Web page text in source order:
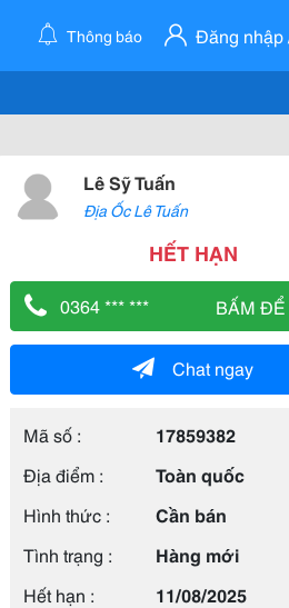
Thông báo Đăng nhập
Lê Sỹ Tuấn
Địa Ốc Lê Tuấn
HẾT HẠN
0364 *** *** BẤM ĐỂ
Chat ngay
Mã số :
17859382
Địa điểm :
Toàn quốc
Hình thức :
Cần bán
Tình trạng :
Hàng mới
Hết hạn :
11/08/2025